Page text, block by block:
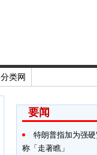
分类网
要闻
特朗普指加为强
称「走著瞧」